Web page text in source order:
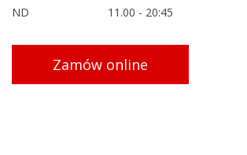
ND 11.00 - 20:45
Zamów online